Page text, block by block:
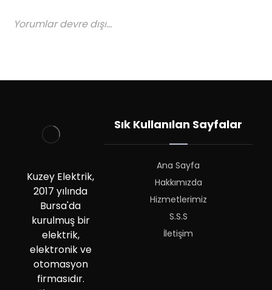
Yorumlar devre dışı...
Kuzey Elektrik,
2017 yılında
Bursa'da
kurulmuş bir
elektrik,
elektronik ve
otomasyon
firmasıdır.
Sık Kullanılan Sayfalar
Ana Sayfa
Hakkımızda
Hizmetlerimiz
S.S.S
İletişim